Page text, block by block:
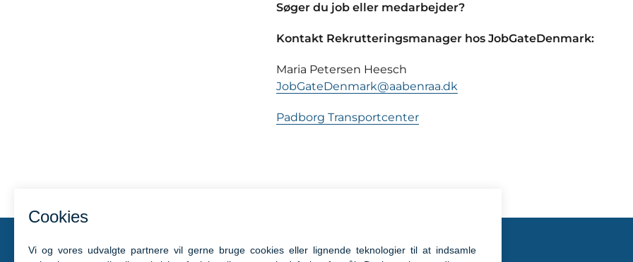
Søger du job eller medarbejder?
Kontakt Rekrutteringsmanager hos JobGateDenmark:
Maria Petersen Heesch
JobGateDenmark@aabenraa.dk
Padborg Transportcenter